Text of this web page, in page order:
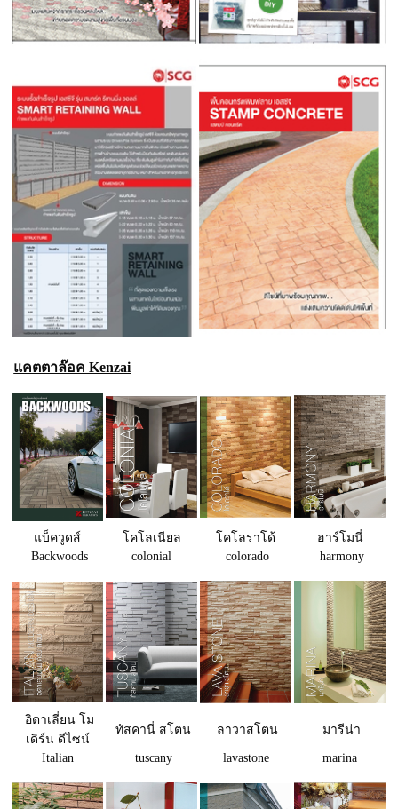
แคตตาล๊อค Kenzai
แบ็ควูดส์ โคโลเนียล โคโลราโด้
ฮาร์โมนี่
Backwoods
colonial colorado harmony
อิตาเลี่ยน โม
เดิร์น ดีไซน์
ทัสคานี่ สโตน ลาวาสโตน มารีน่า
Italian tuscany lavastone marina